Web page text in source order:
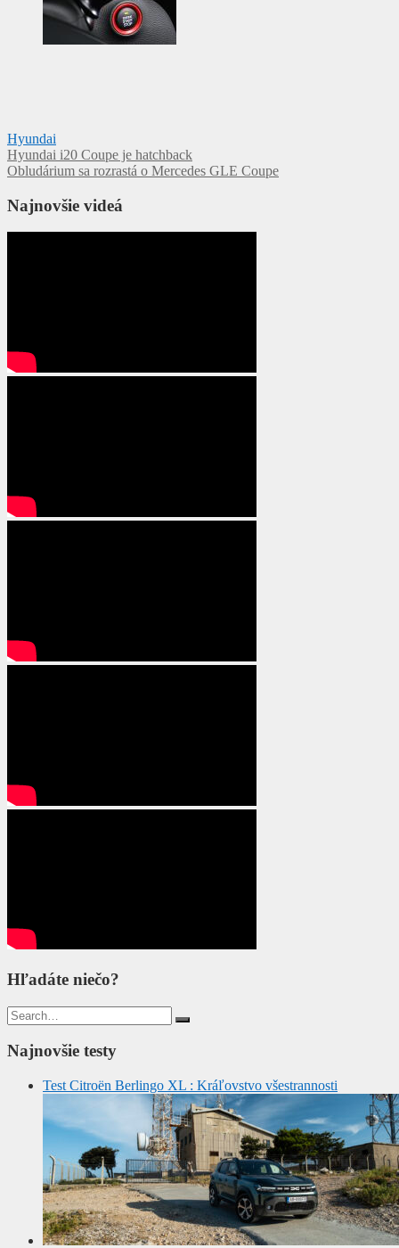
Hyundai
Navigácia
v
článku
Hyundai i20 Coupe je hatchback
Obludárium sa rozrastá o Mercedes GLE Coupe
Najnovšie videá
Hľadáte niečo?
Search
for:
Najnovšie testy
Test Citroën Berlingo XL : Kráľovstvo všestrannosti